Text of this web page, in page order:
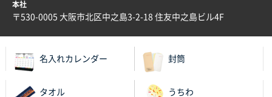
青森県K社様
ワンポイントポリ袋 A4サイズ
2025年12月24日 13:22
本社
〒530-0005 大阪市北区中之島3-2-18 住友中之島ビル4F
名入れカレンダー 封筒
タオル うちわ